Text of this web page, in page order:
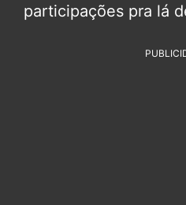
participações pra lá